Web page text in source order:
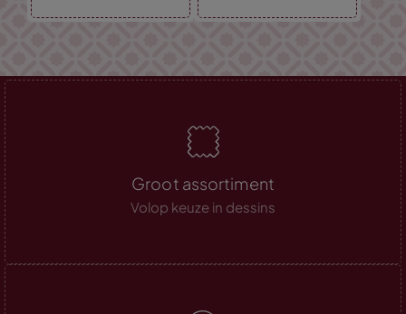
Groot assortiment
Volop keuze in dessins